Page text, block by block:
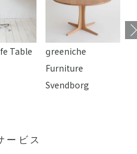
Table
reeniche
Furniture
Svendborg
ービス